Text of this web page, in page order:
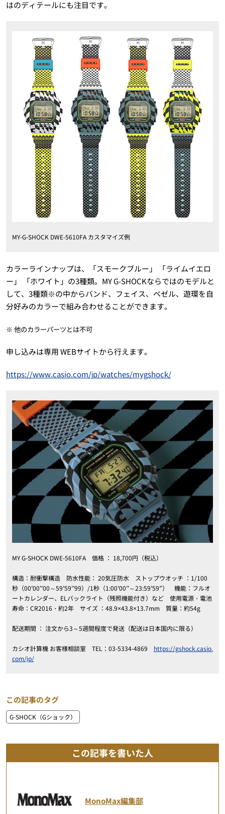
はのディテールにも注目です。
MY-G-SHOCK DWE-5610FA カスタマイズ例
カラーラインナップは、「スモークブルー」 「ライムイエロ
ー」 「ホワイト」の3種類。MY G-SHOCKならではのモデルと
して、3種類※の中からバンド、フェイス、ベゼル、遊環を自
分好みのカラーで組み合わせることができます。
※ 他のカラーパーツとは不可
申し込みは専用 WEBサイトから行えます。
https://www.casio.com/jp/watches/mygshock/
MY G-SHOCK DWE-5610FA 価格 ： 18,700円（税込）
構造：耐衝撃構造 防水性能： 20気圧防水 ストップウオッチ ：1/100
秒（00’00’’00～59’59’’99）/1秒（1:00’00’’～23:59’59”） 機能：フルオ
ートカレンダー、ELバックライト（残照機能付き）など 使用電源・電池
寿命：CR2016・約2年 サイズ ：48.9×43.8×13.7mm 質量：約54g
配送期間 ： 注文から3～5週間程度で発送（配送は日本国内に限る）
カシオ計算機 お客様相談室 TEL：03-5334-4869 https://gshock.casio.
com/jp/
この記事のタグ
G-SHOCK（Gショック）
この記事を書いた人
MonoMax編集部